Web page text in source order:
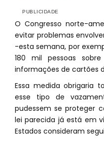
O Congresso norte-
evitar problemas
-esta semana, por
180 mil pessoas
informações de cartões
Essa medida obrigaria
esse tipo de
pudessem se proteger
lei parecida já está em
Estados consideram